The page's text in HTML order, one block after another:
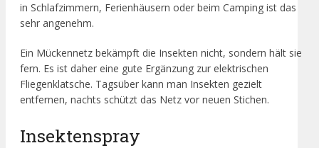
in Schlafzimmern, Ferienhäusern oder beim Camping ist das
sehr angenehm.
Ein Mückennetz bekämpft die Insekten nicht, sondern hält sie
fern. Es ist daher eine gute Ergänzung zur elektrischen
Fliegenklatsche. Tagsüber kann man Insekten gezielt
entfernen, nachts schützt das Netz vor neuen Stichen.
Insektenspray